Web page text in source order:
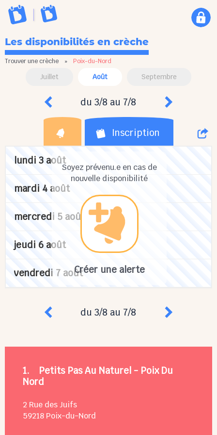
Les disponibilités en crèche
Trouver une crèche » Poix-du-Nord
Juillet Août Septembre
du 3/8 au 7/8
Inscription
Soyez prévenu.e en cas de
nouvelle disponibilité
Créer une alerte
lundi 3 août
mardi 4 août
mercredi 5 août
jeudi 6 août
vendredi 7 août
du 3/8 au 7/8
1. Petits Pas Au Naturel - Poix Du
Nord
2 Rue des Juifs
59218 Poix-du-Nord